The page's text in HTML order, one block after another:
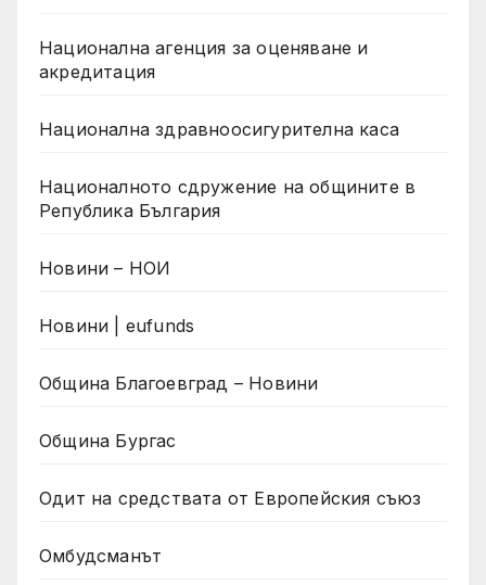
Национална агенция за оценяване и
акредитация
Национална здравноосигурителна каса
Националното сдружение на общините в
Република България
Новини – НОИ
Новини | eufunds
Община Благоевград – Новини
Община Бургас
Одит на средствата от Европейския съюз
Омбудсманът